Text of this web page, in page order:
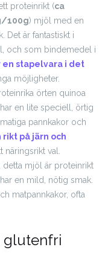
proteinrikt (ca
100g) mjöl med en
Det är fantastiskt i
och som bindemedel i
en stapelvara i det
möjligheter.
örten quinoa
en lite speciell, örtig
pannkakor och
på järn och
näringsrikt val.
detta mjöl är proteinrikt
en mild, nötig smak.
matpannkakor, ofta
glutenfri